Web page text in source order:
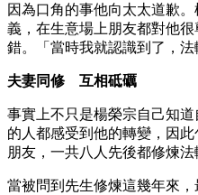
因為口角的事他向太太道歉
義，在生意場上朋友都對他
錯。「當時我就認識到了，法
夫妻同修 互相砥礪
事實上不只是楊榮宗自己知
的人都感受到他的轉變，因此
朋友，一共八人先後都修煉法
當被問到先生修煉這幾年來